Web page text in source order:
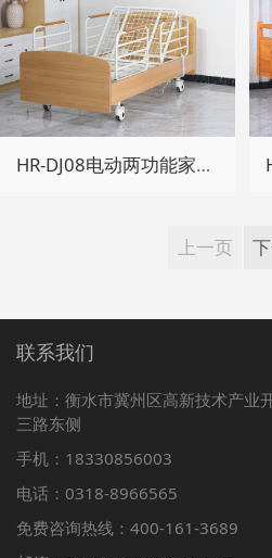
HR-DJ08电动两功能家居床
上一页
联系我们
地址：衡水市冀州区高新技术产业
三路东侧
手机：18330856003
电话：0318-8966565
免费咨询热线：400-161-3689